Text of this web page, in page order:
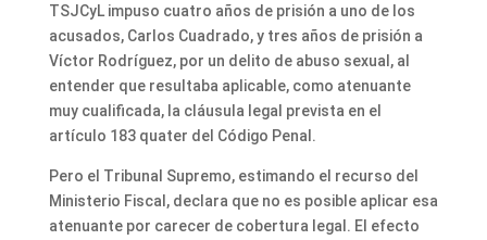
TSJCyL impuso cuatro años de prisión a uno de los
acusados, Carlos Cuadrado, y tres años de prisión a
Víctor Rodríguez, por un delito de abuso sexual, al
entender que resultaba aplicable, como atenuante
muy cualificada, la cláusula legal prevista en el
artículo 183 quater del Código Penal.
Pero el Tribunal Supremo, estimando el recurso del
Ministerio Fiscal, declara que no es posible aplicar esa
atenuante por carecer de cobertura legal. El efecto